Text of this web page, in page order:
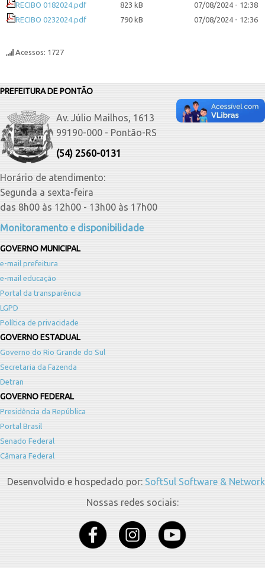
RECIBO 0182024.pdf
823 kB
07/08/2024 - 12:38
RECIBO 0232024.pdf
790 kB 07/08/2024 - 12:36
Acessos: 1727
PREFEITURA DE PONTÃO
Av. Júlio Mailhos, 1613
99190-000 - Pontão-RS
(54) 2560-0131
Horário de atendimento:
Segunda a sexta-feira
das 8h00 às 12h00 - 13h00 às 17h00
Monitoramento e disponibilidade
GOVERNO MUNICIPAL
e-mail prefeitura
e-mail educação
Portal da transparência
LGPD
Política de privacidade
GOVERNO ESTADUAL
Governo do Rio Grande do Sul
Secretaria da Fazenda
Detran
GOVERNO FEDERAL
Presidência da República
Portal Brasil
Senado Federal
Câmara Federal
Desenvolvido e hospedado por: SoftSul Software & Network
Nossas redes sociais: